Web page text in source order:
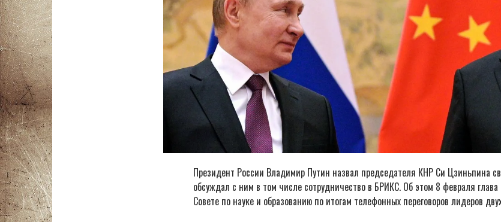
Президент России Владимир Путин назвал председателя КНР Си Цзиньпина
обсуждал с ним в том числе сотрудничество в БРИКС. Об этом 8 февраля глава
Совете по науке и образованию по итогам телефонных переговоров лидеров